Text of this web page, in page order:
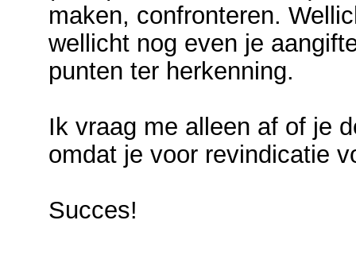
maken, confronteren.
wellicht nog even je
punten ter herkenning.
Ik vraag me alleen af of je
omdat je voor revindicatie
Succes!